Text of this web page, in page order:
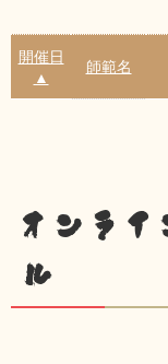
開催日
▲
師範名
オンラ
ル